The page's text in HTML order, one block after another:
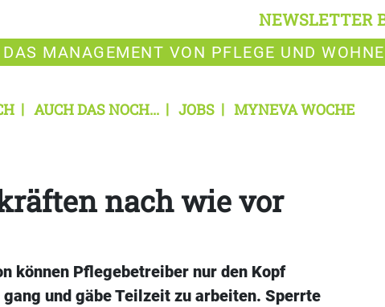
NEWSLETTER
MANAGEMENT VON PFLEGE UND
AUCH DAS NOCH... JOBS MYNEVA WOCHE
nach wie vor
können Pflegebetreiber nur den Kopf
und gäbe Teilzeit zu arbeiten. Sperrte